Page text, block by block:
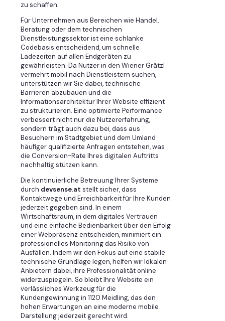
zu schaffen.
Für Unternehmen aus Bereichen wie Handel,
Beratung oder dem technischen
Dienstleistungssektor ist eine schlanke
Codebasis entscheidend, um schnelle
Ladezeiten auf allen Endgeräten zu
gewährleisten. Da Nutzer in den Wiener Grätzl
vermehrt mobil nach Dienstleistern suchen,
unterstützen wir Sie dabei, technische
Barrieren abzubauen und die
Informationsarchitektur Ihrer Website effizient
zu strukturieren. Eine optimierte Performance
verbessert nicht nur die Nutzererfahrung,
sondern trägt auch dazu bei, dass aus
Besuchern im Stadtgebiet und dem Umland
häufiger qualifizierte Anfragen entstehen, was
die Conversion-Rate Ihres digitalen Auftritts
nachhaltig stützen kann.
Die kontinuierliche Betreuung Ihrer Systeme
durch devsense.at stellt sicher, dass
Kontaktwege und Erreichbarkeit für Ihre Kunden
jederzeit gegeben sind. In einem
Wirtschaftsraum, in dem digitales Vertrauen
und eine einfache Bedienbarkeit über den Erfolg
einer Webpräsenz entscheiden, minimiert ein
professionelles Monitoring das Risiko von
Ausfällen. Indem wir den Fokus auf eine stabile
technische Grundlage legen, helfen wir lokalen
Anbietern dabei, ihre Professionalität online
widerzuspiegeln. So bleibt Ihre Website ein
verlässliches Werkzeug für die
Kundengewinnung in 1120 Meidling, das den
hohen Erwartungen an eine moderne mobile
Darstellung jederzeit gerecht wird.